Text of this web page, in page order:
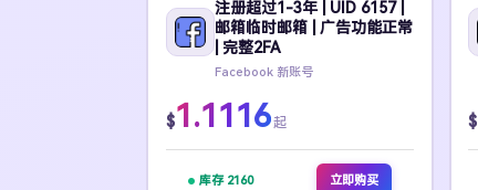
注册超过1-3年 | UID 6157 |
邮箱临时邮箱 | 广告功能正常
| 完整2FA
Facebook 新账号
$1.1116起
库存 2160 立即购买
$